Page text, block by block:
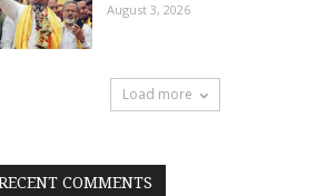
August 3, 2026
Load more
COMMENTS